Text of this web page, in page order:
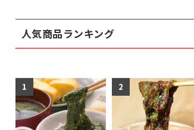
人気商品ランキング
1 2